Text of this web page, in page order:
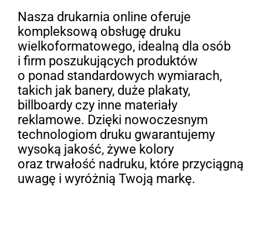
Nasza drukarnia online oferuje
kompleksową obsługę druku
wielkoformatowego, idealną dla osób
i firm poszukujących produktów
o ponad standardowych wymiarach,
takich jak banery, duże plakaty,
billboardy czy inne materiały
reklamowe. Dzięki nowoczesnym
technologiom druku gwarantujemy
wysoką jakość, żywe kolory
oraz trwałość nadruku, które przyciągną
uwagę i wyróżnią Twoją markę.